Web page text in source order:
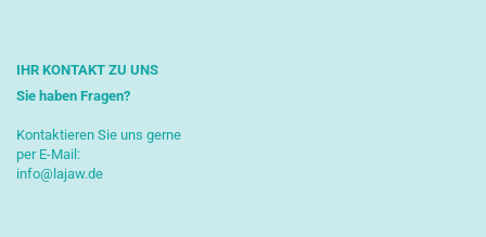
IHR KONTAKT ZU UNS
Sie haben Fragen?
Kontaktieren Sie uns gerne
per E-Mail:
info@lajaw.de